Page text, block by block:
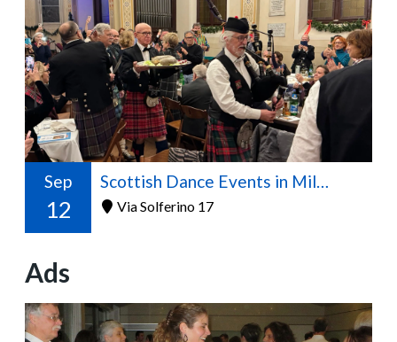
Sep
12
Scottish Dance Events in Milan – 2026/2027 Season
Via Solferino 17
Ads